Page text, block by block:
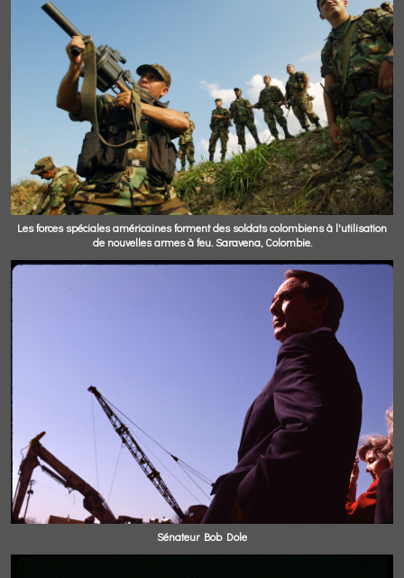
Les forces spéciales américaines forment des soldats colombiens à l'utilisation
de nouvelles armes à feu. Saravena, Colombie.
Sénateur Bob Dole